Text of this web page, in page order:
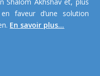
Shalom Akhshav et, plus
faveur d’une solution
En savoir plus...